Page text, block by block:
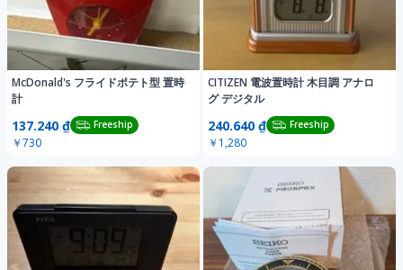
McDonald's フライドポテト型 置時
計
137.240 ₫ Freeship
￥730
CITIZEN 電波置時計 木目調 アナロ
グ デジタル
240.640 ₫ Freeship
￥1,280